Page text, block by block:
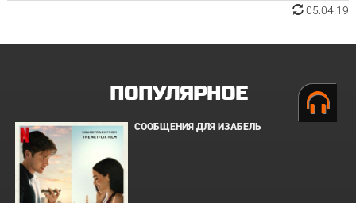
05.04.19
ПОПУЛЯРНОЕ
СООБЩЕНИЯ ДЛЯ ИЗАБЕЛЬ